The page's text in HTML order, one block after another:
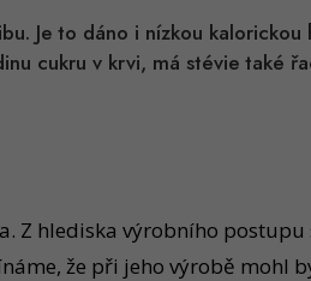
Je to dáno i nízkou
cukru v krvi, má stévie také
Z hlediska výrobního
že při jeho výrobě mohl